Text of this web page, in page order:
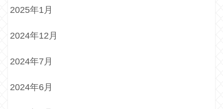
2025年1月
2024年12月
2024年7月
2024年6月